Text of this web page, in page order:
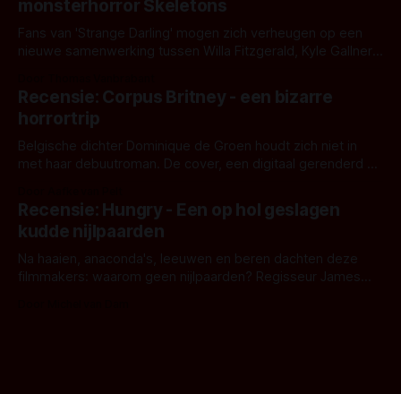
monsterhorror Skeletons
Fans van 'Strange Darling' mogen zich verheugen op een
nieuwe samenwerking tussen Willa Fitzgerald, Kyle Gallner
'Skeletons', een nieuwe creature feature waarvoor de
opnames zijn gestart in Australië.
Recensie: Corpus Britney - een bizarre
horrortrip
Belgische dichter Dominique de Groen houdt zich niet in
met haar debuutroman. De cover, een digitaal gerenderd en
achtergrond, belooft iets kleurrijks maar onheilspellends,
iets ongrijpbaars. En dat maakt De Groen met ieder woord
waar.
Recensie: Hungry - Een op hol geslagen
kudde nijlpaarden
Na haaien, anaconda's, leeuwen en beren dachten deze
filmmakers: waarom geen nijlpaarden? Regisseur James